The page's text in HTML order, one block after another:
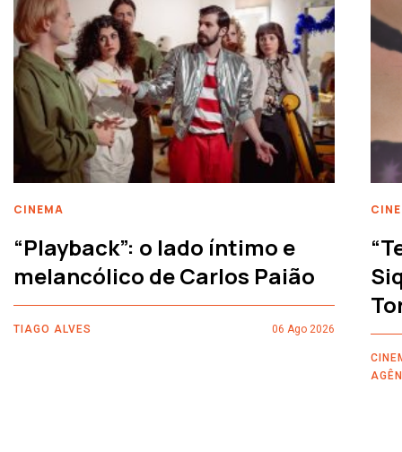
CINEMA
“Playback”: o lado íntimo e
melancólico de Carlos Paião
TIAGO ALVES 06 Ago 2026